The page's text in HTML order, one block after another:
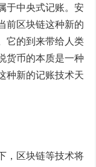
中央式记账。安
前区块链这种新的
它的到来带给人类
货币的本质是一种
种新的记账技术天
区块链等技术将